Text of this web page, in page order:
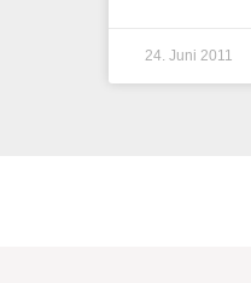
24. Juni 2011